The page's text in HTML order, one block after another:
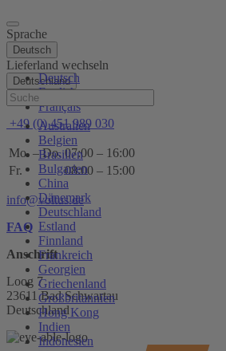
Sprache
Deutsch
Deutsch
English
Français
Lieferland wechseln
Deutschland
Australien
Belgien
Brasilien
Bulgarien
China
Dänemark
Deutschland
Estland
Finnland
Frankreich
Georgien
Griechenland
Großbritannien
Hong Kong
Indien
Indonesien
Hilfe
+49 (0) 451 989 030
Mo. – Do. 07:00 – 16:00
Fr.
08:00 – 15:00
info@voltus.de
FAQ
Anschrift
Loog 7
23611 Bad Schwartau
Deutschland